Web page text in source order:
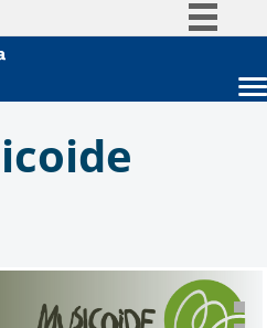
Acesso à informação